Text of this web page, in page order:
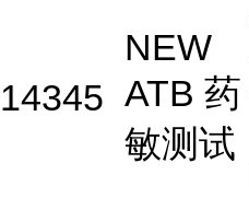
14345
NEW
ATB 药
敏测试